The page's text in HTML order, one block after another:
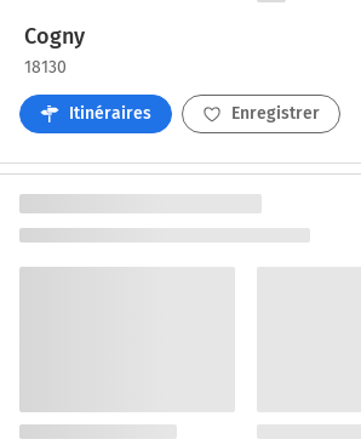
Cogny
18130
Itinéraires Enregistrer